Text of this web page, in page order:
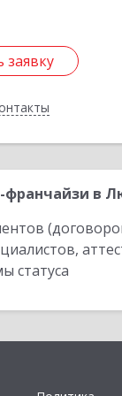
заявку
заявку
в
статуса